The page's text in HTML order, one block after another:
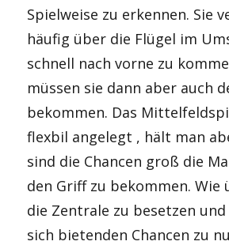
Spielweise zu erkennen. Sie
häufig über die Flügel im
schnell nach vorne zu
müssen sie dann aber auch
bekommen. Das
flexbil angelegt , hält man
sind die Chancen groß die
den Griff zu bekommen. Wie
die Zentrale zu besetzen
sich bietenden Chancen zu